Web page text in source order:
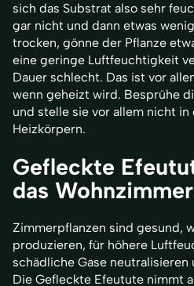
sich das Substrat also sehr
gar nicht und dann etwas
trocken, gönne der Pflanze
eine geringe Luftfeuchtigkeit
Dauer schlecht. Das ist vor
wenn geheizt wird. Besprühe
und stelle sie vor allem nicht in
Heizkörpern.
Gefleckte
das
Zimmerpflanzen sind gesund,
produzieren, für höhere
schädliche Gase
Die Gefleckte Efeutute nimmt